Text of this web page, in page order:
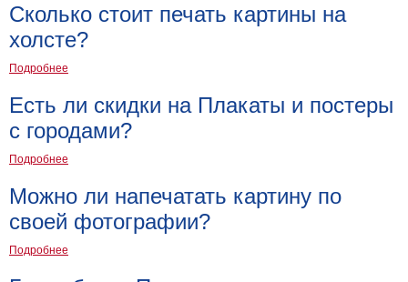
Сколько стоит печать картины на
холсте?
Подробнее
Есть ли скидки на Плакаты и постеры
с городами?
Подробнее
Можно ли напечатать картину по
своей фотографии?
Подробнее